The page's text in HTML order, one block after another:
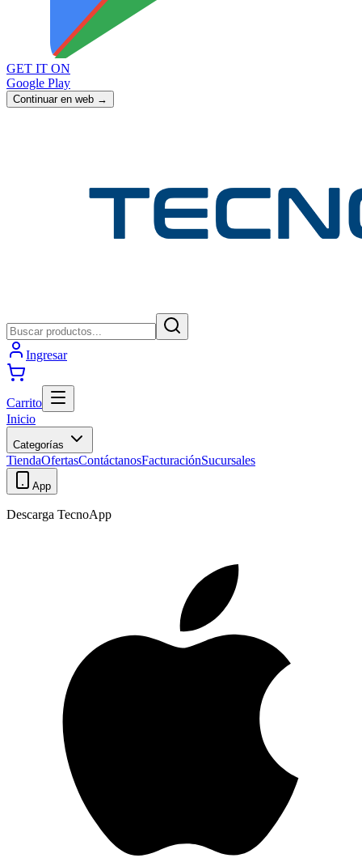
GET IT ON
Google Play
Continuar en web →
Ingresar
Carrito
Inicio
Categorías
TiendaOfertasContáctanosFacturaciónSucursales
App
Descarga TecnoApp